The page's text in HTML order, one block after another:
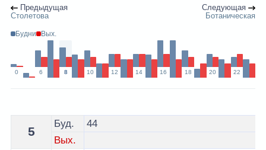
Предыдущая
Столетова
Следующая
Ботаническая
Будни Вых.
0 6 8 10 12 14 16 18 20 22
Расписание 33 троллейбуса Минск - остановка
5
Буд.
44
Вых.